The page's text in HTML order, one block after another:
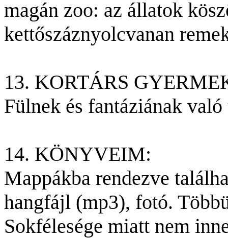
magán zoo: az állatok
kettőszáznyolcvanan
13. KORTÁRS
Fülnek és fantáziának
14. KÖNYVEIM:
Mappákba rendezve
hangfájl (mp3), fotó.
Sokfélesége miatt nem